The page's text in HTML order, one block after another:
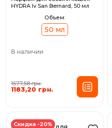
HYDRA Iv San Bernard, 50 мл
Объем:
50 мл
В наличии
1577,58 грн.
1183,20 грн.
Скидка -20%